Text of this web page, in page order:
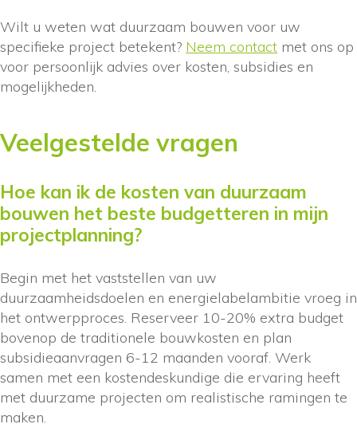
Wilt u weten wat duurzaam bouwen voor uw
specifieke project betekent? Neem contact met ons op
voor persoonlijk advies over kosten, subsidies en
mogelijkheden.
Veelgestelde vragen
Hoe kan ik de kosten van duurzaam
bouwen het beste budgetteren in mijn
projectplanning?
Begin met het vaststellen van uw
duurzaamheidsdoelen en energielabelambitie vroeg in
het ontwerpproces. Reserveer 10-20% extra budget
bovenop de traditionele bouwkosten en plan
subsidieaanvragen 6-12 maanden vooraf. Werk
samen met een kostendeskundige die ervaring heeft
met duurzame projecten om realistische ramingen te
maken.